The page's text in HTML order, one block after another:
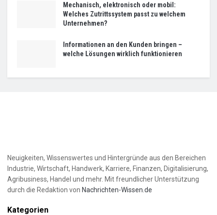
Mechanisch, elektronisch oder mobil:
Welches Zutrittssystem passt zu welchem
Unternehmen?
Informationen an den Kunden bringen –
welche Lösungen wirklich funktionieren
Neuigkeiten, Wissenswertes und Hintergründe aus den Bereichen
Industrie, Wirtschaft, Handwerk, Karriere, Finanzen, Digitalisierung,
Agribusiness, Handel und mehr. Mit freundlicher Unterstützung
durch die Redaktion von Nachrichten-Wissen.de
Kategorien